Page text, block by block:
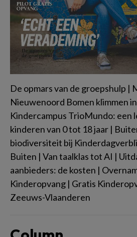
De opmars van de groepshulp |
Nieuwenoord Bomen klimmen
Kindercampus TrioMundo: een
kinderen van 0 tot 18 jaar |
biodiversiteit bij
Buiten | Van taalklas tot AI |
aanbieders: de kosten |
Kinderopvang | Gratis
Zeeuws-Vlaanderen